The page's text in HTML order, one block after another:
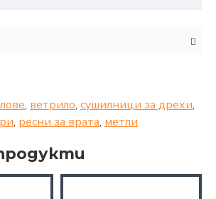
, ветрило, сушилници за дрехи,
, ресни за врата, метли